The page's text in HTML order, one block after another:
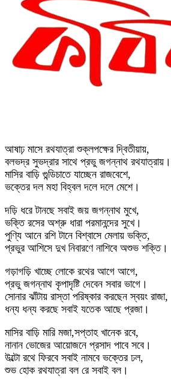
আষাঢ় মাসে রথযাত্রা শুক্লপক্ষের দ্বিতীয়ায়,
বলভদ্র সুভদ্রার সাথে প্রভু জগন্নাথ রথযাত্রায়।
মাসির বাড়ি গুন্ডিচাতে যাচ্ছেন রাজবেশে,
ভক্তের দল মহা বিহ্বল দলে দলে মেশে।
দড়ি ধরে টানছে সবাই জয় জগন্নাথ মুখে,
ভক্তি রসের অশ্রু ধারা পরমানন্দের সুখে।
পুণ্যি আনে রশি টানে বিশ্বাসে মেলায় ভক্তি,
প্রভুর আশিসে দুখ নিবারণে নাশিবে অশুভ শক্তি।
গড়াগড়ি খাচ্ছে লোকে রথের আগে আগে,
প্রভু জগন্নাথ কৃপাদৃষ্টি দেবেন সবার ভাগে।
সোনার ঝাঁটায় রাস্তা পরিষ্কার করছেন স্বয়ং রাজা,
ধন্য ধন্য করছে সবাই যতেক আছে প্রজা।
মাসির বাড়ি মারি মজা,সপ্তাহ খানেক রবে,
নানান ভোজের আয়োজনে প্রসাদ পাবে সবে।
উল্টো রথে ফিরবে সবাই নামবে ভক্তের ঢল,
শুভ হোক রথযাত্রা বল রে সবাই বল।